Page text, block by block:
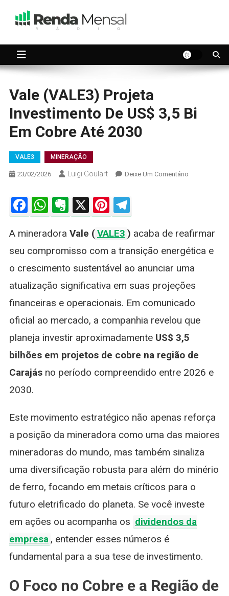
Vale (VALE3) Projeta
Investimento De US$ 3,5 Bi
Em Cobre Até 2030
VALE3 MINERAÇÃO
23/02/2026 Luigi Goulart Deixe Um ComentárioOn
De
3,5
Bi
Cobre
Até
Facebook
WhatsApp
Evernote
X Pinterest
Telegram
A mineradora Vale (VALE3 ) acaba de reafirmar
seu compromisso com a transição energética e
o crescimento sustentável ao anunciar uma
atualização significativa em suas projeções
financeiras e operacionais. Em comunicado
oficial ao mercado, a companhia revelou que
planeja investir aproximadamente US$ 3,5
bilhões em projetos de cobre na região de
Carajásno período compreendido entre 2026 e
2030.
Este movimento estratégico não apenas reforça
a posição da mineradora como uma das maiores
mineradoras do mundo, mas também sinaliza
uma diversificação robusta para além do minério
de ferro, focando em metais críticos para o
futuro eletrificado do planeta. Se você investe
em ações ou acompanha os dividendos da
empresa , entender esses números é
fundamental para a sua tese de investimento.
O Foco no Cobre e a Região de